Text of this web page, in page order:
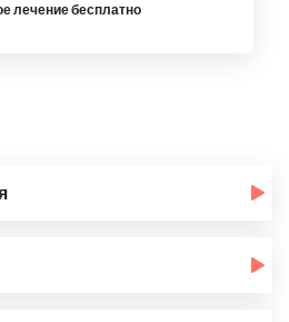
лечение бесплатно